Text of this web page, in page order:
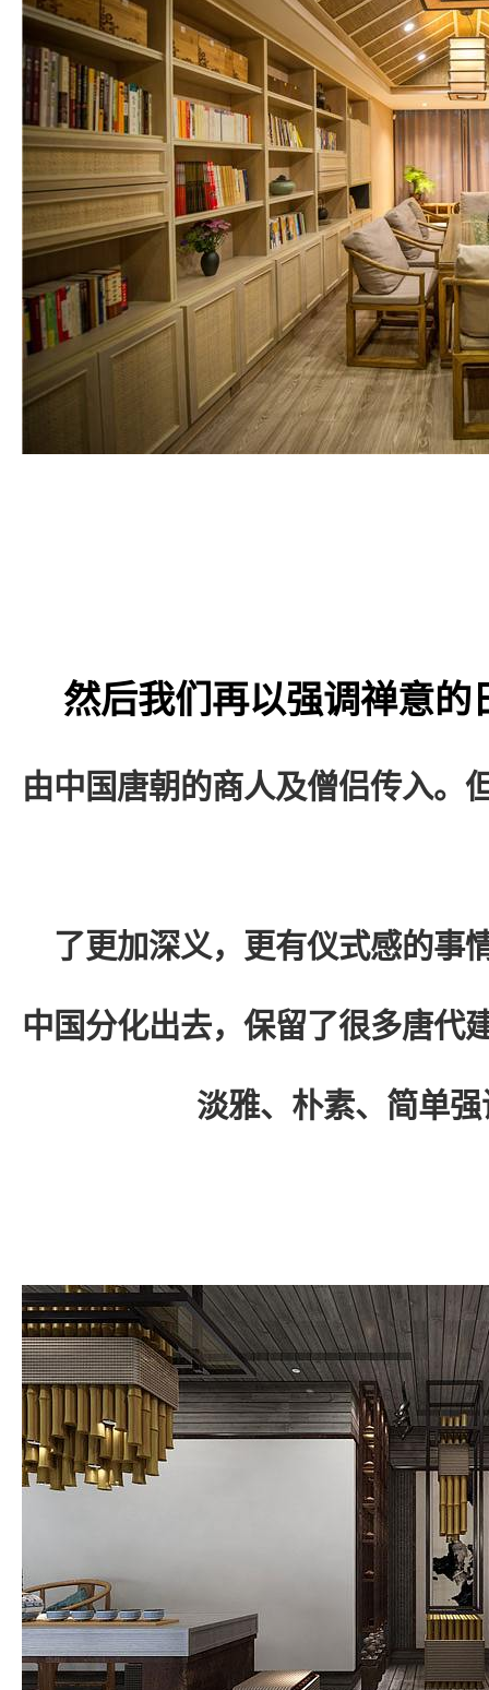
然后我们再以强调禅意的
由中国唐朝的商人及僧侣传入。
了更加深义，更有仪式感的事
中国分化出去，保留了很多唐代
淡雅、朴素、简单